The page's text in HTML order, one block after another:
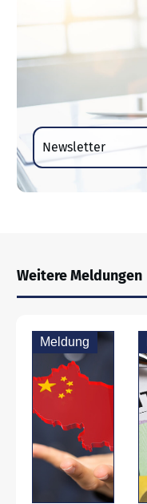
Newsletter
Weitere Meldungen
Meldung